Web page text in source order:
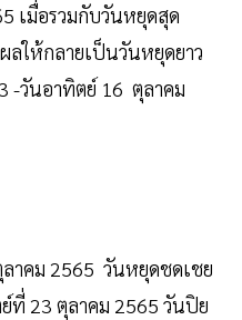
เมื่อรวมกับวันหยุดสุด
ลให้กลายเป็นวันหยุดยาว
-วันอาทิตย์ 16 ตุลาคม
าคม 2565 วันหยุดชดเชย
ที่ 23 ตุลาคม 2565 วันปิย